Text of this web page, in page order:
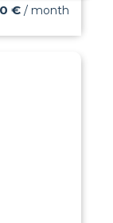
€ / month